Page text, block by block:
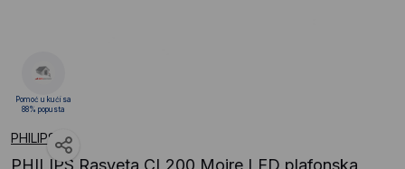
PHILIPS
PHILIPS Rasveta CL200 Moire LED plafonska
Pomoć u kući sa
88% popusta